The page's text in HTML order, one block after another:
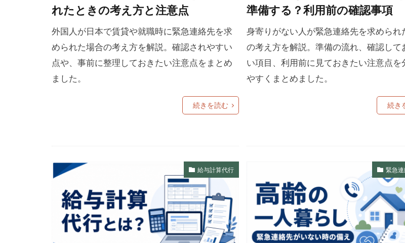
れたときの考え方と注意点
外国人が日本で賃貸や就職時に緊急連絡先を求
められた場合の考え方を解説。確認されやすい
点や、事前に整理しておきたい注意点をまとめ
ました。
続きを読む
準備する？利用前の確認事項
身寄りがない人が緊急連絡先を求められ
の考え方を解説。準備の流れ、確認して
い項目、利用前に見ておきたい注意点を
やすくまとめました。
続き
給与計算代行 緊急